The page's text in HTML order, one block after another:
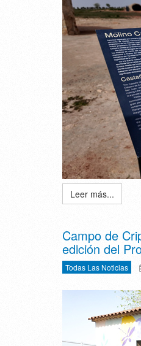
Leer más...
Campo de
edición del
Todas Las Noticias